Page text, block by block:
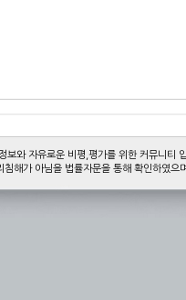
보와 자유로운 비평,평가를 위한 커뮤니티
침해가 아님을 법률자문을 통해 확인하였으